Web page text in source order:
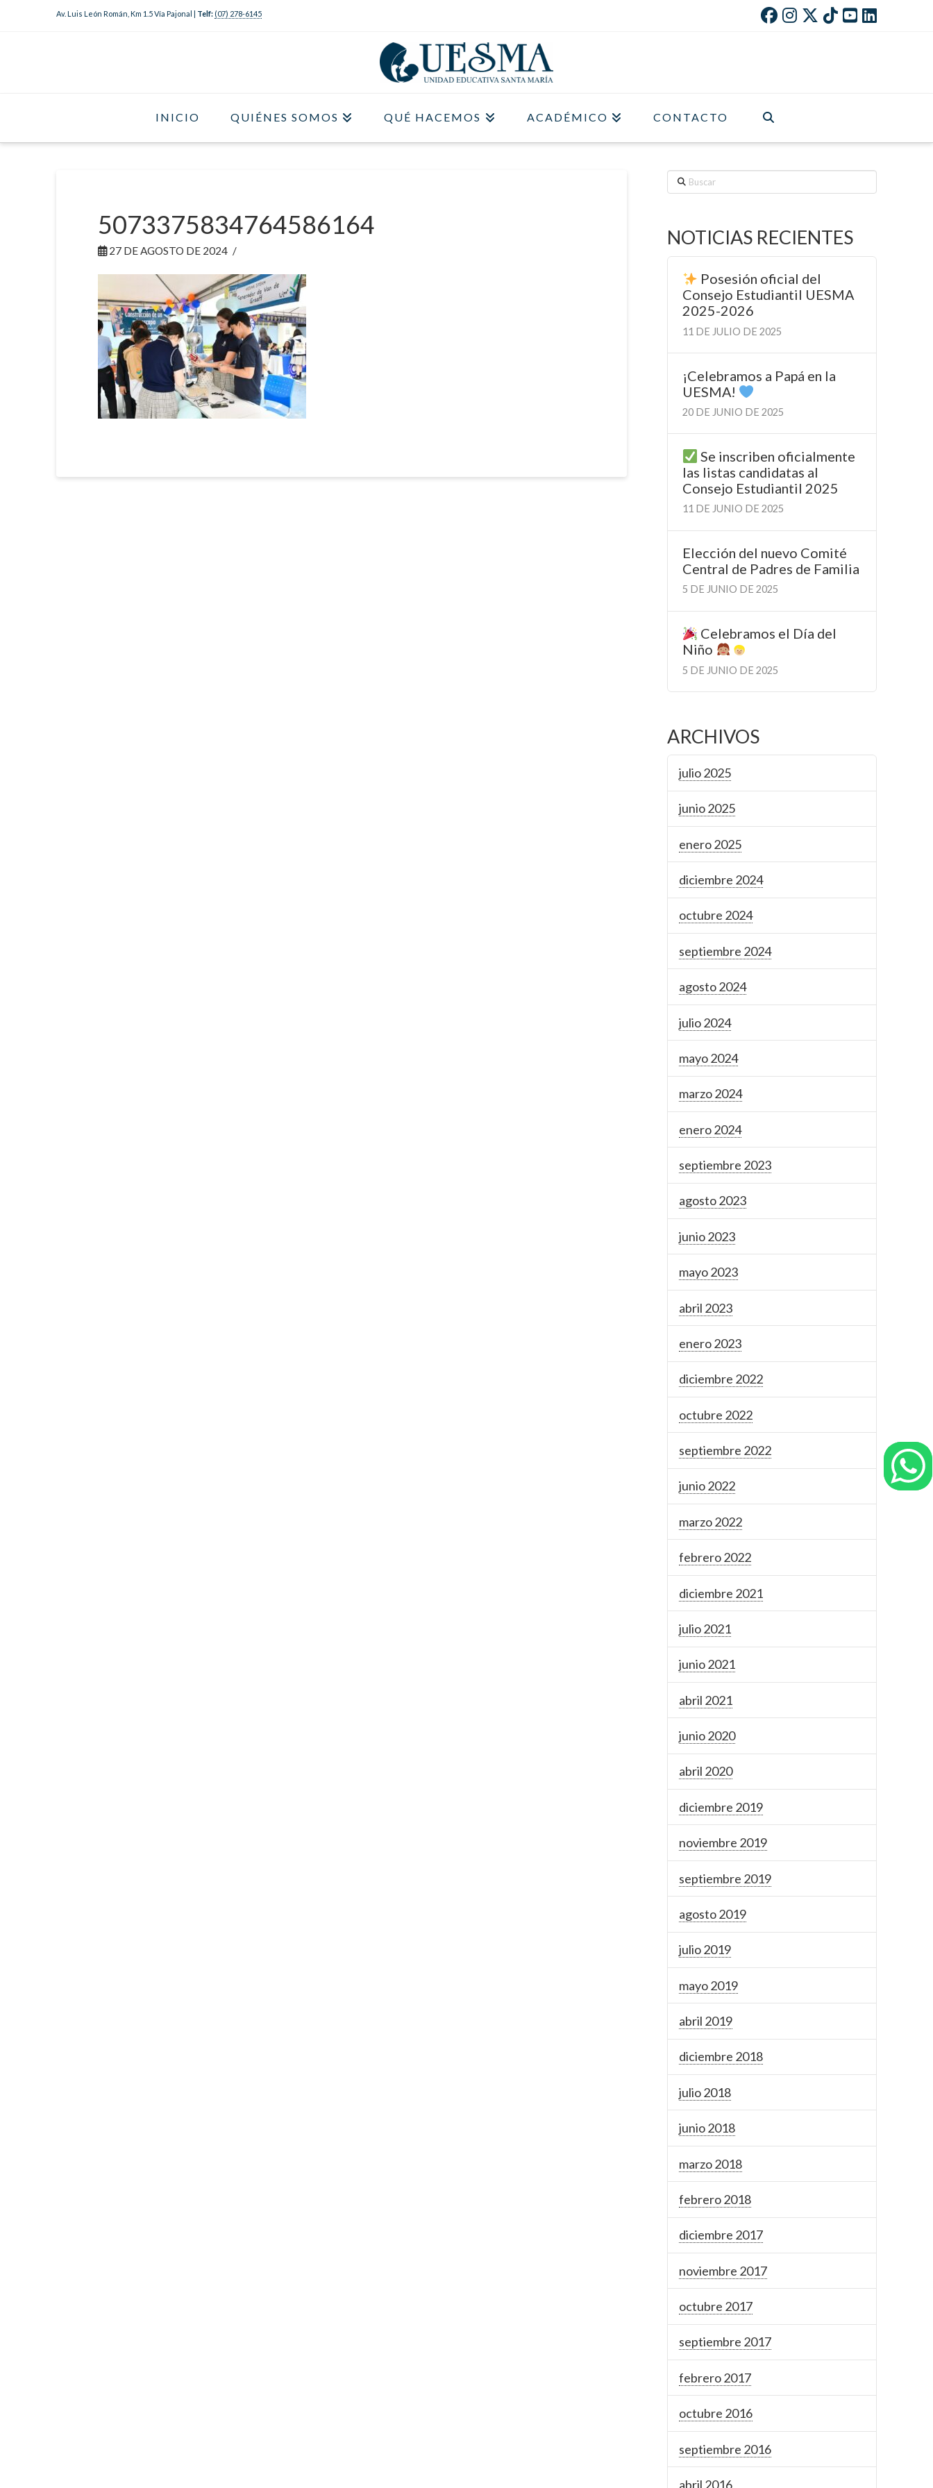
Av. Luis León Román, Km 1.5 Vía Pajonal | Telf: (07) 278-6145
INICIO QUIÉNES SOMOS QUÉ HACEMOS ACADÉMICO CONTACTO
5073375834764586164
27 DE AGOSTO DE 2024
Buscar
NOTICIAS RECIENTES
Posesión oficial del
Consejo Estudiantil UESMA
2025-2026
11 DE JULIO DE 2025
¡Celebramos a Papá en la
UESMA!
20 DE JUNIO DE 2025
Se inscriben oficialmente
las listas candidatas al
Consejo Estudiantil 2025
11 DE JUNIO DE 2025
Elección del nuevo Comité
Central de Padres de Familia
5 DE JUNIO DE 2025
Celebramos el Día del
Niño
5 DE JUNIO DE 2025
ARCHIVOS
julio 2025
junio 2025
enero 2025
diciembre 2024
octubre 2024
septiembre 2024
agosto 2024
julio 2024
mayo 2024
marzo 2024
enero 2024
septiembre 2023
agosto 2023
junio 2023
mayo 2023
abril 2023
enero 2023
diciembre 2022
octubre 2022
septiembre 2022
junio 2022
marzo 2022
febrero 2022
diciembre 2021
julio 2021
junio 2021
abril 2021
junio 2020
abril 2020
diciembre 2019
noviembre 2019
septiembre 2019
agosto 2019
julio 2019
mayo 2019
abril 2019
diciembre 2018
julio 2018
junio 2018
marzo 2018
febrero 2018
diciembre 2017
noviembre 2017
octubre 2017
septiembre 2017
febrero 2017
octubre 2016
septiembre 2016
abril 2016